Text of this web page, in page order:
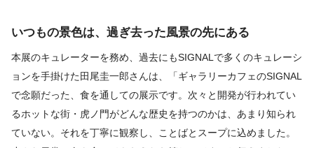
いつもの景色は、過ぎ去った風景の先にある
本展のキュレーターを務め、過去にもSIGNALで多くのキュレーシ
ョンを手掛けた田尾圭一郎さんは、「ギャラリーカフェのSIGNAL
で念願だった、食を通しての展示です。次々と開発が行われてい
るホットな街・虎ノ門がどんな歴史を持つのかは、あまり知られ
ていない。それを丁寧に観察し、ことばとスープに込めました。